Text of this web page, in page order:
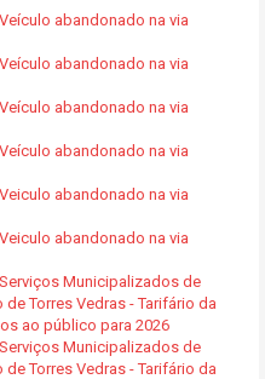
abandonado na via
abandonado na via
abandonado na via
abandonado na via
abandonado na via
abandonado na via
Municipalizados de
Torres Vedras - Tarifário da
ao público para 2026
Municipalizados de
Torres Vedras - Tarifário da